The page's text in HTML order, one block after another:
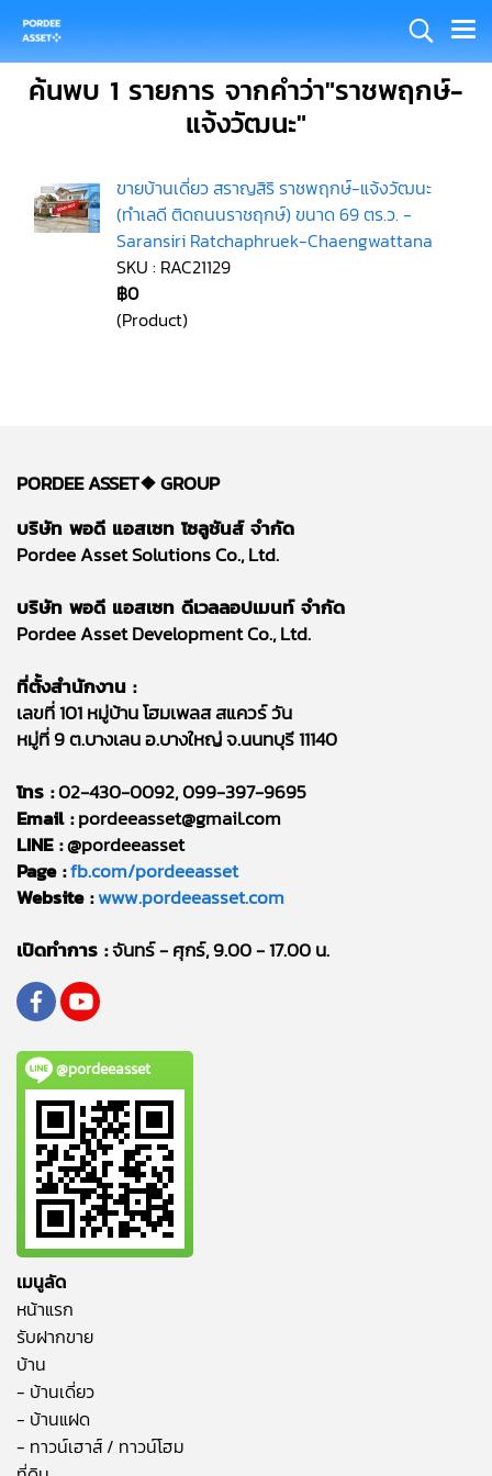
ค้นพบ 1 รายการ จากคำว่า"ราชพฤกษ์-
แจ้งวัฒนะ"
ขายบ้านเดี่ยว สราญสิริ ราชพฤกษ์-แจ้งวัฒนะ
(ทำเลดี ติดถนนราชฤกษ์) ขนาด 69 ตร.ว. -
Saransiri Ratchaphruek-Chaengwattana
SKU : RAC21129
฿0
(Product)
PORDEE ASSET❖GROUP
บริษัท พอดี แอสเซท โซลูชันส์ จำกัด
Pordee Asset Solutions Co., Ltd.
บริษัท พอดี แอสเซท ดีเวลลอปเมนท์ จำกัด
Pordee Asset Development Co., Ltd.
ที่ตั้งสำนักงาน :
เลขที่ 101 หมู่บ้าน โฮมเพลส สแควร์ วัน
หมู่ที่ 9 ต.บางเลน อ.บางใหญ่ จ.นนทบุรี 11140
โทร :02-430-0092, 099-397-9695
Email :pordeeasset@gmail.com
LINE :@pordeeasset
Page :fb.com/pordeeasset
Website :www.pordeeasset.com
เปิดทำการ :จันทร์ - ศุกร์, 9.00 - 17.00 น.
@pordeeasset
เมนูลัด
หน้าแรก
รับฝากขาย
บ้าน
- บ้านเดี่ยว
- บ้านแฝด
- ทาวน์เฮาส์ / ทาวน์โฮม